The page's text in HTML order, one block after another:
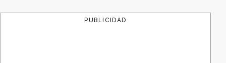
PUBLICIDAD